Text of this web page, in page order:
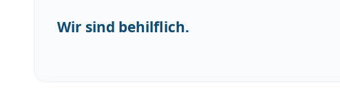
Wir sind behilflich.